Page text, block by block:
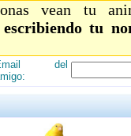
vean tu
escribiendo tu
del